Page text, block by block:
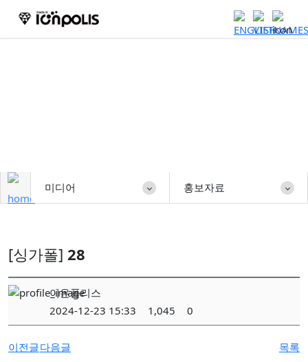
미디어 홍보자료
[싱가폴] 28
이온폴리스
2024-12-23 15:33
1,045 0
이전글다음글 목록